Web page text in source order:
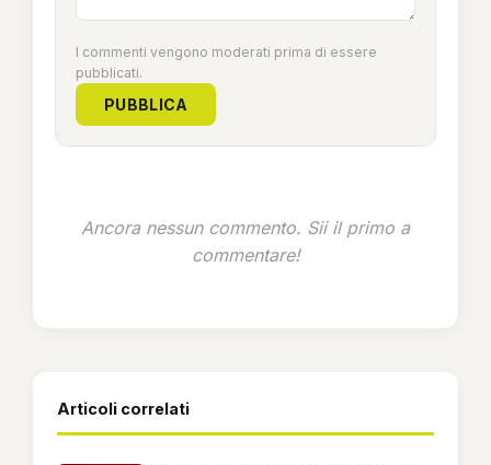
I commenti vengono moderati prima di essere
pubblicati.
PUBBLICA
Ancora nessun commento. Sii il primo a
commentare!
Articoli correlati